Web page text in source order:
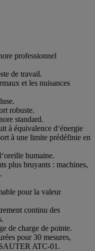
professionnel
de travail.
et les nuisances
robuste.
standard.
à équivalence d‘énergie
à une limite prédéfinie en
humaine.
plus bruyants : machines,
pour la valeur
continu des
de charge de pointe.
pour 30 mesures,
ATC-01.